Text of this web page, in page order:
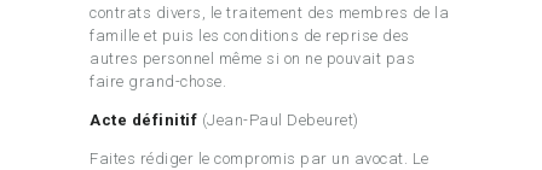
contrats divers, le traitement des membres de la
famille et puis les conditions de reprise des
autres personnel même si on ne pouvait pas
faire grand-chose.
Acte définitif (Jean-Paul Debeuret)
Faites rédiger le compromis par un avocat. Le